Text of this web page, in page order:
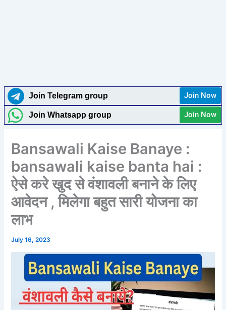
Join Telegram group Join Now
Join Whatsapp group Join Now
Bansawali Kaise Banaye :
bansawali kaise banta hai :
ऐसे करे खुद से वंशावली बनाने के लिए
आवेदन , मिलेगा बहुत सारी योजना का
लाभ
July 16, 2023